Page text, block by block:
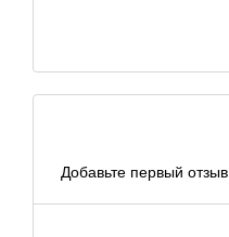
Добавьте первый отзыв